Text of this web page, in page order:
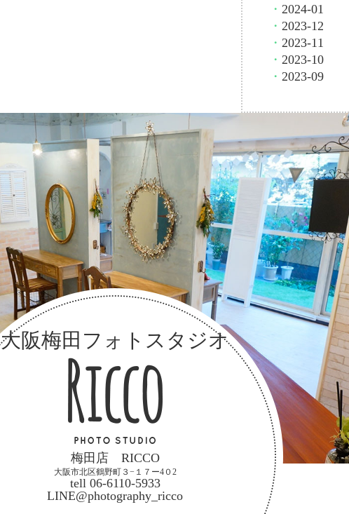
・ 2024-01
・ 2023-12
・ 2023-11
・ 2023-10
・ 2023-09
大阪梅田フォトスタジオ
梅田店 RICCO
大阪市北区鶴野町３−１７ー4０2
tell 06-6110-5933
LINE@photography_ricco